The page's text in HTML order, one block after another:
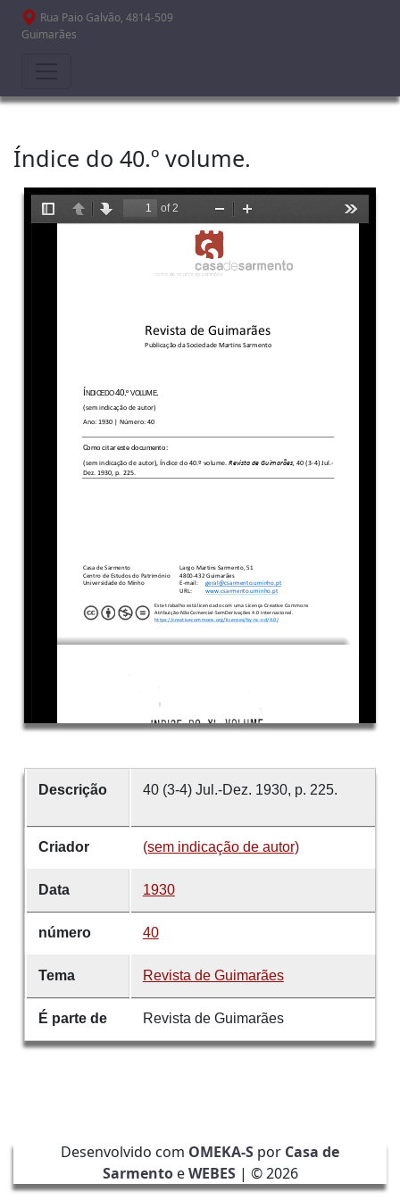
Passar para o conteúdo principal
Rua Paio Galvão, 4814-509
Guimarães
Índice do 40.º volume.
Descrição 40 (3-4) Jul.-Dez. 1930, p. 225.
Criador (sem indicação de autor)
Data 1930
número 40
Tema Revista de Guimarães
É parte de Revista de Guimarães
Desenvolvido com OMEKA-S por Casa de
SarmentoeWEBES| ©2026